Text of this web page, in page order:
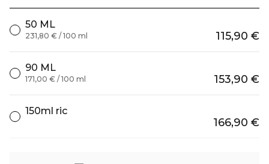
50 ML
115,90 €
231,80 € / 100 ml
90 ML
153,90 €
171,00 € / 100 ml
150ml ric
166,90 €